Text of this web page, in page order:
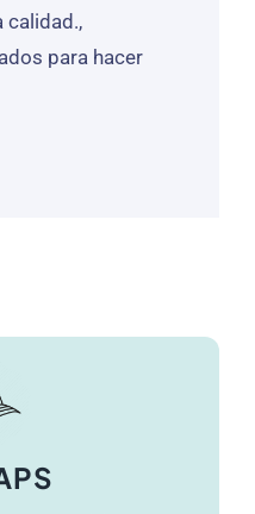
calidad.,
para hacer